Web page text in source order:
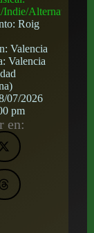
Alternativo
Roig
Valencia
Valencia
07/2026
pm
en: